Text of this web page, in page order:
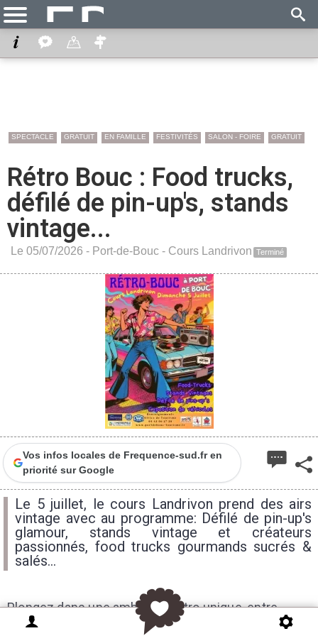
SPECTACLE GRATUIT EN FAMILLE FESTIVITÉS SALON - FOIRE GRATUIT
Rétro Bouc : Food trucks,
défilé de pin-up's, stands
vintage...
Le 05/07/2026 - Port-de-Bouc - Cours Landrivon Terminé
Vos infos locales de Frequence-sud.fr en
priorité sur Google
Le 5 juillet, le cours Landrivon prend des airs
vintage avec au programme: Défilé de pin-up's
glamour, stands vintage et créateurs
passionnés, food trucks gourmands sucrés &
salés...
Plongez dans une ambiance rétro unique, entre
élégance d’antan, moteurs de légende et musique